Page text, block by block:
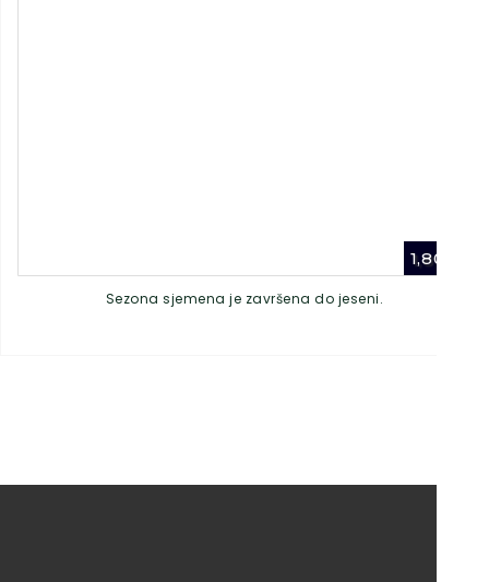
1,80
Sezona sjemena je završena do jeseni.